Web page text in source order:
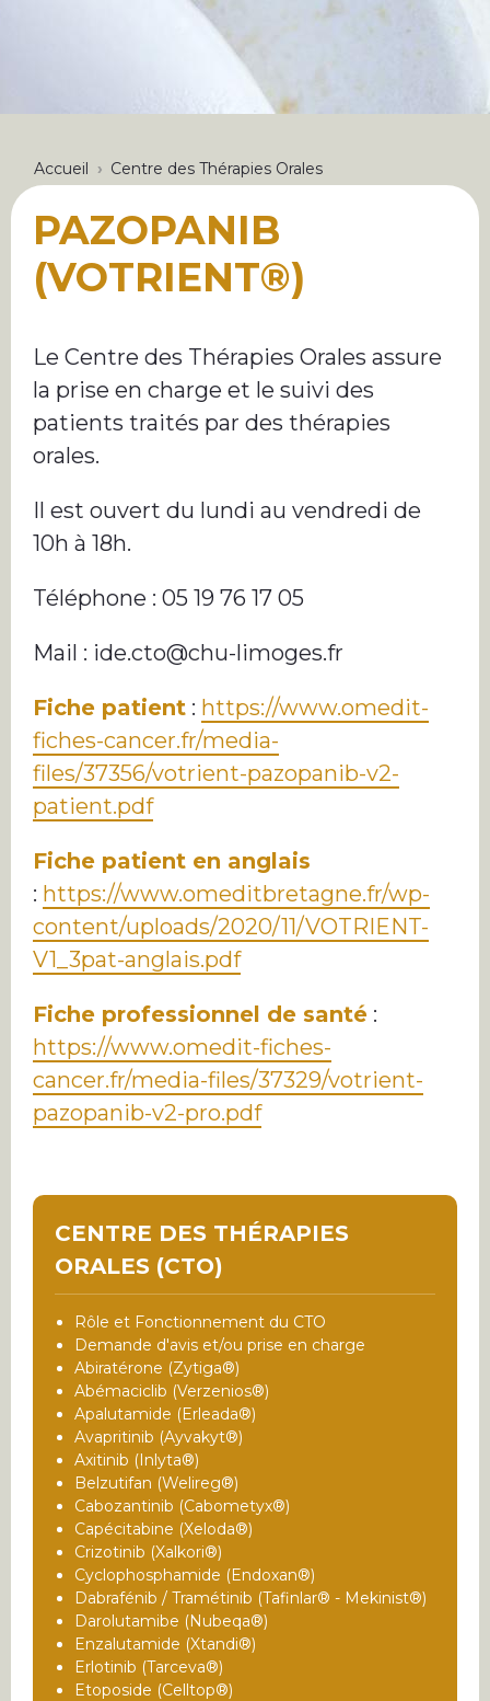
FIL
D'ARIANE
Accueil Centre des Thérapies Orales
PAZOPANIB
(VOTRIENT®)
CENTRE DES THÉRAPIES
ORALES (CTO)
Rôle et Fonctionnement du CTO
Demande d'avis et/ou prise en charge
Abiratérone (Zytiga®)
Abémaciclib (Verzenios®)
Apalutamide (Erleada®)
Avapritinib (Ayvakyt®)
Axitinib (Inlyta®)
Belzutifan (Welireg®)
Cabozantinib (Cabometyx®)
Capécitabine (Xeloda®)
Crizotinib (Xalkori®)
Cyclophosphamide (Endoxan®)
Dabrafénib / Tramétinib (Tafinlar® - Mekinist®)
Darolutamibe (Nubeqa®)
Enzalutamide (Xtandi®)
Erlotinib (Tarceva®)
Etoposide (Celltop®)
Le Centre des Thérapies Orales assure
la prise en charge et le suivi des
patients traités par des thérapies
orales.
Il est ouvert du lundi au vendredi de
10h à 18h.
Téléphone : 05 19 76 17 05
Mail : ide.cto@chu-limoges.fr
Fiche patient : https://www.omedit-
fiches-cancer.fr/media-
files/37356/votrient-pazopanib-v2-
patient.pdf
Fiche patient en anglais
: https://www.omeditbretagne.fr/wp-
content/uploads/2020/11/VOTRIENT-
V1_3pat-anglais.pdf
Fiche professionnel de santé :
https://www.omedit-fiches-
cancer.fr/media-files/37329/votrient-
pazopanib-v2-pro.pdf